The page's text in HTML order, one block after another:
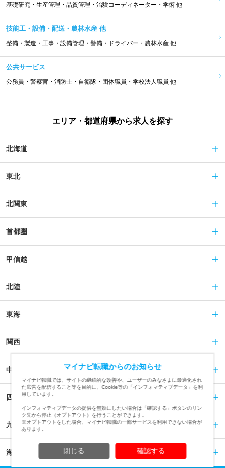
基礎研究・生産管理・品質管理・治験コーディネーター・学術 他
技能工・設備・配送・農林水産 他
整備・製造・工事・設備管理・警備・ドライバー・農林水産 他
公共サービス
公務員・警察官・消防士・自衛隊・団体職員・学校法人職員 他
エリア・都道府県から求人を探す
北海道
東北
北関東
首都圏
甲信越
北陸
東海
関西
中国
四国
九州
海外
マイナビ転職からのお知らせ
マイナビ転職では、サイトの継続的な改善や、ユーザーのみなさまに最適化され
た広告を配信すること等を目的に、Cookie等の「インフォマティブデータ」を利
用しています。
インフォマティブデータの提供を無効にしたい場合は「確認する」ボタンのリン
ク先から停止（オプトアウト）を行うことができます。
※オプトアウトをした場合、マイナビ転職の一部サービスを利用できない場合が
あります。
閉じる 確認する